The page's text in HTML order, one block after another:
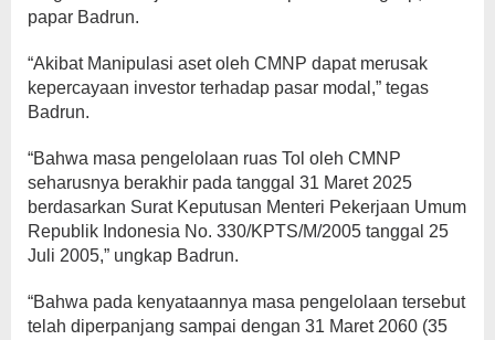
papar Badrun.
“Akibat Manipulasi aset oleh CMNP dapat merusak
kepercayaan investor terhadap pasar modal,” tegas
Badrun.
“Bahwa masa pengelolaan ruas Tol oleh CMNP
seharusnya berakhir pada tanggal 31 Maret 2025
berdasarkan Surat Keputusan Menteri Pekerjaan Umum
Republik Indonesia No. 330/KPTS/M/2005 tanggal 25
Juli 2005,” ungkap Badrun.
“Bahwa pada kenyataannya masa pengelolaan tersebut
telah diperpanjang sampai dengan 31 Maret 2060 (35